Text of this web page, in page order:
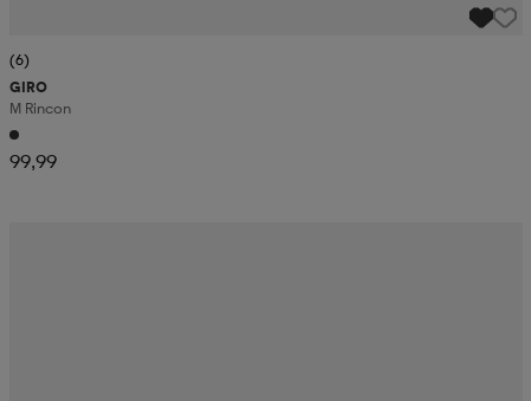
(6)
GIRO
M Rincon
99,99